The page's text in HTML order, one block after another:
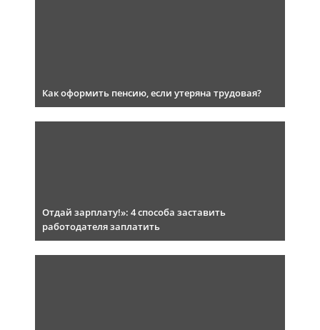
Как оформить пенсию, если утеряна трудовая?
Отдай зарплату!»: 4 способа заставить
работодателя заплатить